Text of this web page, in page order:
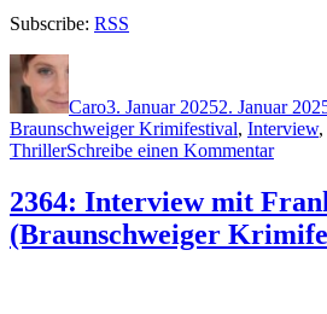
Subscribe: RSS
Autor
Caro3. Januar 20252. Januar
Braunschweiger Krimifestival, Interview,
ThrillerSchreibe einen Kommentarzu
mit
Roman
2364: Interview mit
(Braunschweiger